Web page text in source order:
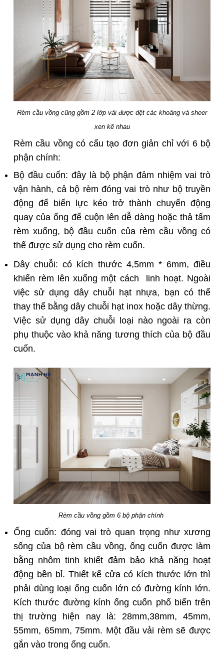
Rèm cầu vồng cũng gồm 2 lớp vải được dệt các khoảng và sheer
xen kẽ nhau
Rèm cầu vồng có cấu tạo đơn giản chỉ với 6 bộ
phận chính:
Bộ đầu cuốn: đây là bộ phận đảm nhiệm vai trò
vận hành, cả bộ rèm đóng vai trò như bộ truyền
động để biến lực kéo trở thành chuyển động
quay của ống để cuộn lên dễ dàng hoặc thả tấm
rèm xuống, bộ đầu cuốn của rèm cầu vồng có
thể được sử dụng cho rèm cuốn.
Dây chuỗi: có kích thước 4,5mm * 6mm, điều
khiển rèm lên xuống một cách linh hoạt. Ngoài
việc sử dụng dây chuỗi hạt nhựa, bạn có thể
thay thế bằng dây chuỗi hạt inox hoặc dây thừng.
Việc sử dụng dây chuỗi loại nào ngoài ra còn
phụ thuộc vào khả năng tương thích của bộ đầu
cuốn.
Rèm cầu vồng gồm 6 bộ phận chính
Ống cuốn: đóng vai trò quan trọng như xương
sống của bộ rèm cầu vồng, ống cuốn được làm
bằng nhôm tinh khiết đảm bảo khả năng hoạt
động bền bỉ. Thiết kế cửa có kích thước lớn thì
phải dùng loại ống cuốn lớn có đường kính lớn.
Kích thước đường kính ống cuốn phổ biến trên
thị trường hiện nay là: 28mm,38mm, 45mm,
55mm, 65mm, 75mm. Một đầu vải rèm sẽ được
gắn vào trong ống cuốn.